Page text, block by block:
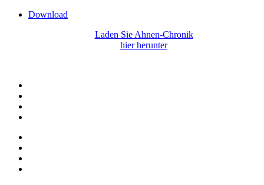
Download
Laden Sie Ahnen-Chronik
hier herunter